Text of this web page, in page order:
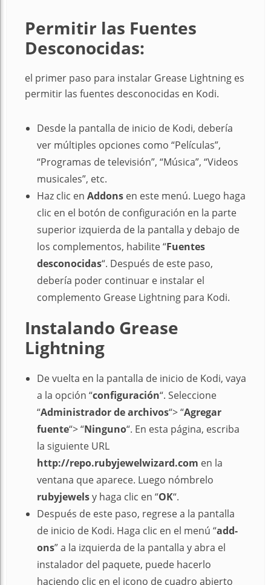
Permitir las Fuentes
Desconocidas:
el primer paso para instalar Grease Lightning es
permitir las fuentes desconocidas en Kodi.
Desde la pantalla de inicio de Kodi, debería
ver múltiples opciones como “Películas”,
“Programas de televisión”, “Música”, “Videos
musicales”, etc.
Haz clic en Addons en este menú. Luego haga
clic en el botón de configuración en la parte
superior izquierda de la pantalla y debajo de
los complementos, habilite “Fuentes
desconocidas“. Después de este paso,
debería poder continuar e instalar el
complemento Grease Lightning para Kodi.
Instalando Grease
Lightning
De vuelta en la pantalla de inicio de Kodi, vaya
a la opción “configuración“. Seleccione
“Administrador de archivos“> “Agregar
fuente“> “Ninguno“. En esta página, escriba
la siguiente URL
http://repo.rubyjewelwizard.com en la
ventana que aparece. Luego nómbrelo
rubyjewelsy haga clic en “OK“.
Después de este paso, regrese a la pantalla
de inicio de Kodi. Haga clic en el menú “add-
ons” a la izquierda de la pantalla y abra el
instalador del paquete, puede hacerlo
haciendo clic en el icono de cuadro abierto